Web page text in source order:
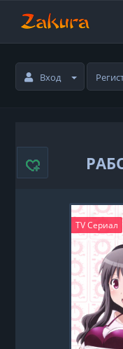
Вход
TV Сериал